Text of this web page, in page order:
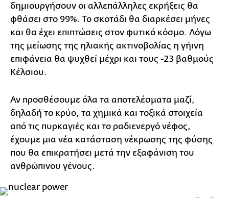
δημιουργήσουν οι αλλεπάλληλες εκρήξεις θα
φθάσει στο 99%. Το σκοτάδι θα διαρκέσει μήνες
και θα έχει επιπτώσεις στον φυτικό κόσμο. Λόγω
της μείωσης της ηλιακής ακτινοβολίας η γήινη
επιφάνεια θα ψυχθεί μέχρι και τους -23 βαθμούς
Κέλσιου.
Αν προσθέσουμε όλα τα αποτελέσματα μαζί,
δηλαδή το κρύο, τα χημικά και τοξικά στοιχεία
από τις πυρκαγιές και το ραδιενεργό νέφος,
έχουμε μια νέα κατάσταση νέκρωσης της φύσης
που θα επικρατήσει μετά την εξαφάνιση του
ανθρώπινου γένους.